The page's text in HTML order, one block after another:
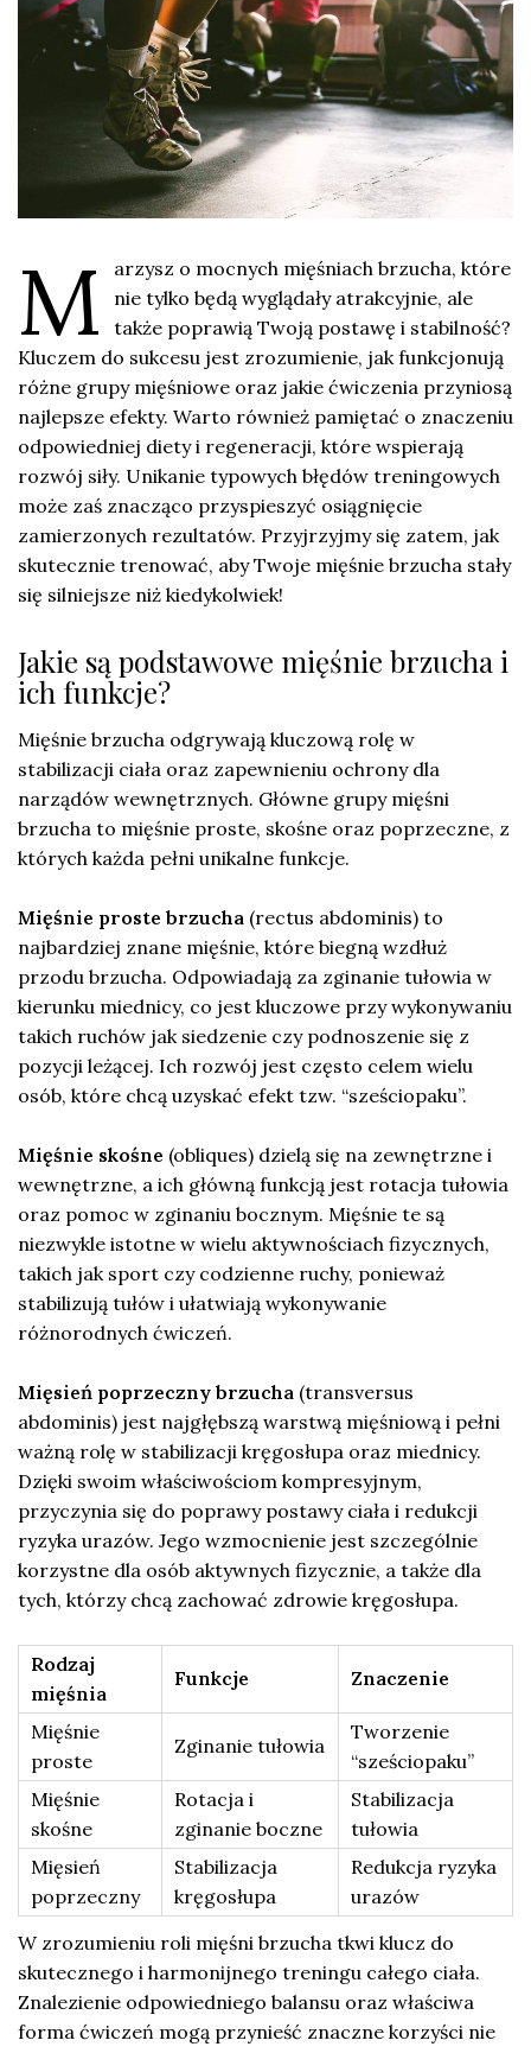
M
arzysz o mocnych mięśniach brzucha, które
nie tylko będą wyglądały atrakcyjnie, ale
także poprawią Twoją postawę i stabilność?
Kluczem do sukcesu jest zrozumienie, jak funkcjonują
różne grupy mięśniowe oraz jakie ćwiczenia przyniosą
najlepsze efekty. Warto również pamiętać o znaczeniu
odpowiedniej diety i regeneracji, które wspierają
rozwój siły. Unikanie typowych błędów treningowych
może zaś znacząco przyspieszyć osiągnięcie
zamierzonych rezultatów. Przyjrzyjmy się zatem, jak
skutecznie trenować, aby Twoje mięśnie brzucha stały
się silniejsze niż kiedykolwiek!
Jakie są podstawowe mięśnie brzucha i
ich funkcje?
Mięśnie brzucha odgrywają kluczową rolę w
stabilizacji ciała oraz zapewnieniu ochrony dla
narządów wewnętrznych. Główne grupy mięśni
brzucha to mięśnie proste, skośne oraz poprzeczne, z
których każda pełni unikalne funkcje.
Mięśnie proste brzucha (rectus abdominis) to
najbardziej znane mięśnie, które biegną wzdłuż
przodu brzucha. Odpowiadają za zginanie tułowia w
kierunku miednicy, co jest kluczowe przy wykonywaniu
takich ruchów jak siedzenie czy podnoszenie się z
pozycji leżącej. Ich rozwój jest często celem wielu
osób, które chcą uzyskać efekt tzw. “sześciopaku”.
Mięśnie skośne (obliques) dzielą się na zewnętrzne i
wewnętrzne, a ich główną funkcją jest rotacja tułowia
oraz pomoc w zginaniu bocznym. Mięśnie te są
niezwykle istotne w wielu aktywnościach fizycznych,
takich jak sport czy codzienne ruchy, ponieważ
stabilizują tułów i ułatwiają wykonywanie
różnorodnych ćwiczeń.
Mięsień poprzeczny brzucha (transversus
abdominis) jest najgłębszą warstwą mięśniową i pełni
ważną rolę w stabilizacji kręgosłupa oraz miednicy.
Dzięki swoim właściwościom kompresyjnym,
przyczynia się do poprawy postawy ciała i redukcji
ryzyka urazów. Jego wzmocnienie jest szczególnie
korzystne dla osób aktywnych fizycznie, a także dla
tych, którzy chcą zachować zdrowie kręgosłupa.
Rodzaj
mięśnia
Funkcje Znaczenie
Mięśnie
proste
Zginanie tułowia
Tworzenie
“sześciopaku”
Mięśnie
skośne
Rotacja i
zginanie boczne
Stabilizacja
tułowia
Mięsień
poprzeczny
Stabilizacja
kręgosłupa
Redukcja ryzyka
urazów
W zrozumieniu roli mięśni brzucha tkwi klucz do
skutecznego i harmonijnego treningu całego ciała.
Znalezienie odpowiedniego balansu oraz właściwa
forma ćwiczeń mogą przynieść znaczne korzyści nie